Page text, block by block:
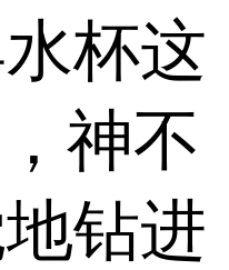
杯这
神不
钻进